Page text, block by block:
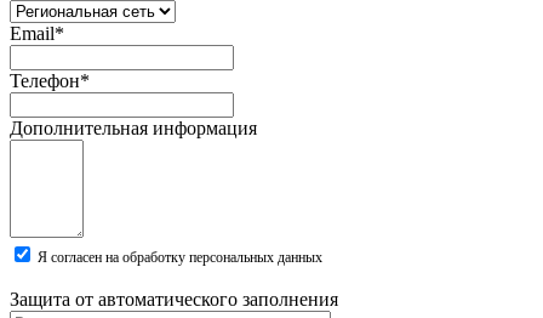
Email*
Телефон*
Дополнительная информация
Я согласен на обработку персональных данных
Защита от автоматического заполнения